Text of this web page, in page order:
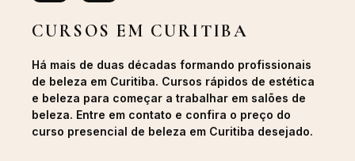
CURSOS EM CURITIBA
Há mais de duas décadas formando profissionais
de beleza em Curitiba. Cursos rápidos de estética
e beleza para começar a trabalhar em salões de
beleza. Entre em contato e confira o preço do
curso presencial de beleza em Curitiba desejado.